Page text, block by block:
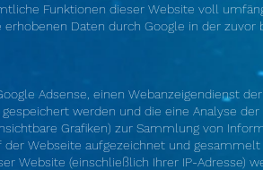
Funktionen dieser Website voll
erhobenen Daten durch Google in der
Adsense, einen Webanzeigendienst
werden und die eine Analyse
Grafiken) zur Sammlung von
der Webseite aufgezeichnet und
Website (einschließlich Ihrer IP-Adresse)